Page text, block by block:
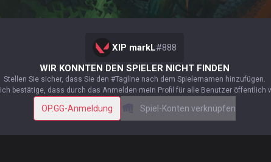
XIP markL#888
WIR KONNTEN DEN SPIELER NICHT FINDEN
Stellen Sie sicher, dass Sie den #Tagline nach dem Spielernamen hinzufügen.
Ich bestätige, dass durch das Anmelden mein Profil für alle Benutzer öffentlich
OP.GG-Anmeldung Spiel-Konten verknüpfen